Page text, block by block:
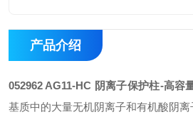
产品介绍
052962 AG11-HC 阴离子保护柱-高容
基质中的大量无机阴离子和有机酸阴离